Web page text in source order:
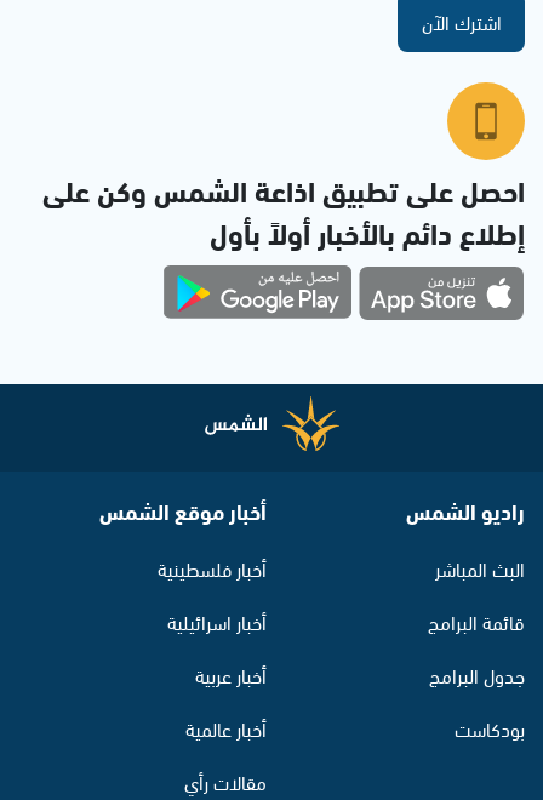
اشترك الآن
احصل على تطبيق اذاعة الشمس وكن على
إطلاع دائم بالأخبار أولاً بأول
راديو الشمس
البث المباشر
قائمة البرامج
جدول البرامج
بودكاست
أخبار موقع الشمس
أخبار فلسطينية
أخبار اسرائيلية
أخبار عربية
أخبار عالمية
مقالات رأي